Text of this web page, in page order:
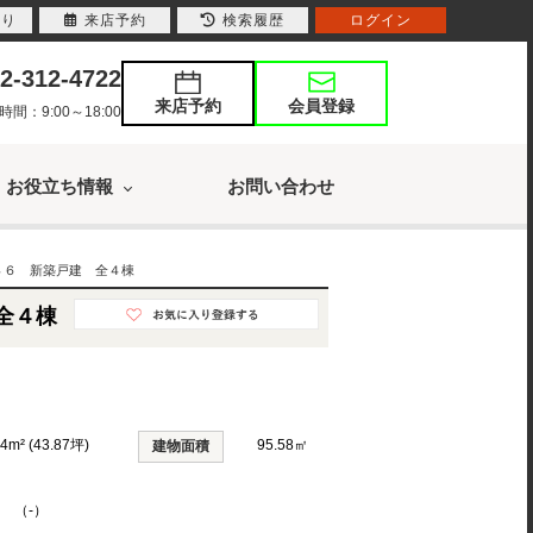
312-4722
間：9:00～18:00 来店予約 会員登録
お役立ち情報 お問い合わせ
６ 新築戸建 全４棟
４棟
(43.87坪) 建物面積 95.58㎡
（-）
来店予約 検索履歴 ログイン